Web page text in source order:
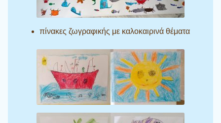
πίνακες ζωγραφικής με καλοκαιρινά θέματα